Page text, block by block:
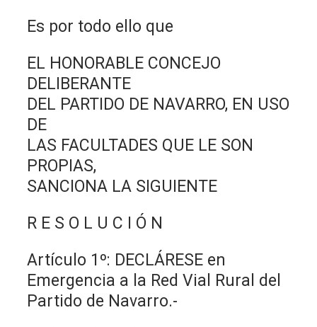
Es por todo ello que
EL HONORABLE CONCEJO
DELIBERANTE
DEL PARTIDO DE NAVARRO, EN USO
DE
LAS FACULTADES QUE LE SON
PROPIAS,
SANCIONA LA SIGUIENTE
R E S O L U C I Ó N
Artículo 1º: DECLÁRESE en
Emergencia a la Red Vial Rural del
Partido de Navarro.-